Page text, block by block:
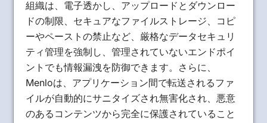
組織は、電子透かし、アップロードとダウンロー
ドの制限、セキュアなファイルストレージ、コピ
ーやペーストの禁止など、厳格なデータセキュリ
ティ管理を強制し、管理されていないエンドポイ
ントでも情報漏洩を防御できます。さらに、
Menloは、アプリケーション間で転送されるファ
イルが自動的にサニタイズされ無害化され、悪意
のあるコンテンツから完全に保護されていること